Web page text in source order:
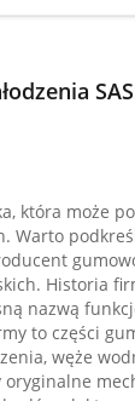
która może
Warto
Historia
nazwą
to części
węże